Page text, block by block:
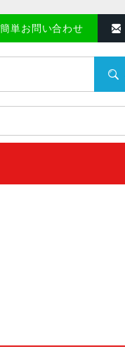
単お問い合わせ